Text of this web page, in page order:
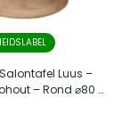
Luus –
– Rond ⌀80 –